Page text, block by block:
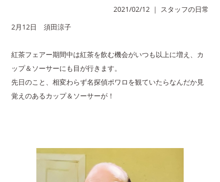
2021/02/12 ｜ スタッフの日常
2月12日 須田涼子
紅茶フェアー期間中は紅茶を飲む機会がいつも以上に増え、カ
ップ＆ソーサーにも目が行きます。
先日のこと、相変わらず名探偵ポワロを観ていたらなんだか見
覚えのあるカップ＆ソーサーが！